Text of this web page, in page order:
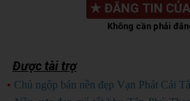
★ ĐĂNG TIN
Không cần phải
Được tài trợ
• Chủ ngộp bán nền đẹp Vạn Phát Cái